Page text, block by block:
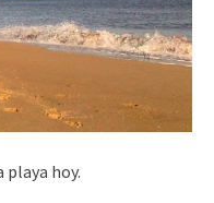
playa hoy.